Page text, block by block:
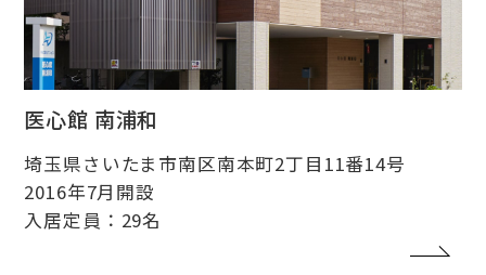
医心館 南浦和
埼玉県さいたま市南区南本町2丁目11番14号
2016年7月開設
入居定員：29名